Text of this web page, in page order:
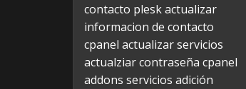
contacto pleskactualizar
informacion de contacto
cpanel actualizar servicios
actualziar contraseña cpanel
addons servicios adición